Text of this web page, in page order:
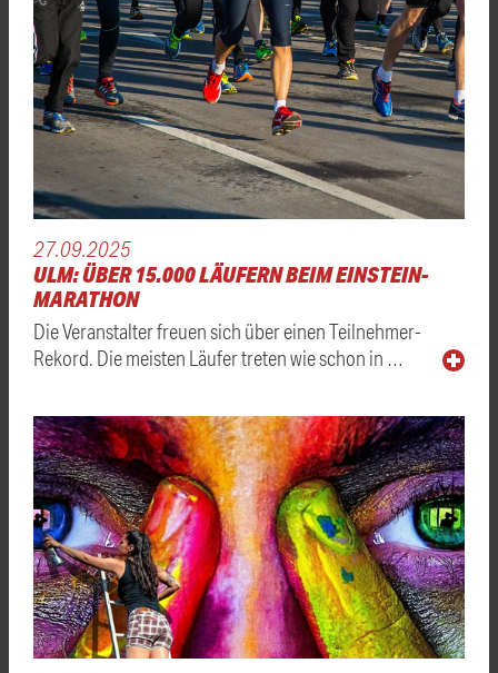
27.09.2025
ULM: ÜBER 15.000 LÄUFERN BEIM EINSTEIN-
MARATHON
Die Veranstalter freuen sich über einen Teilnehmer-
Rekord. Die meisten Läufer treten wie schon in …